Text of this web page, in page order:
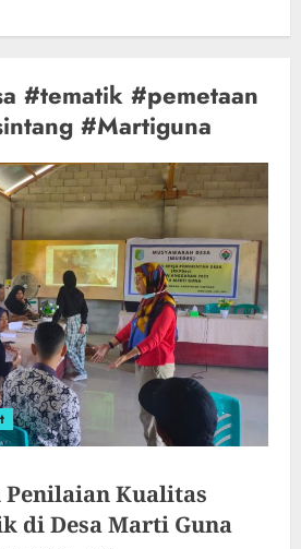
#tematik #pemetaan
#Martiguna
Penilaian Kualitas
di Desa Marti Guna